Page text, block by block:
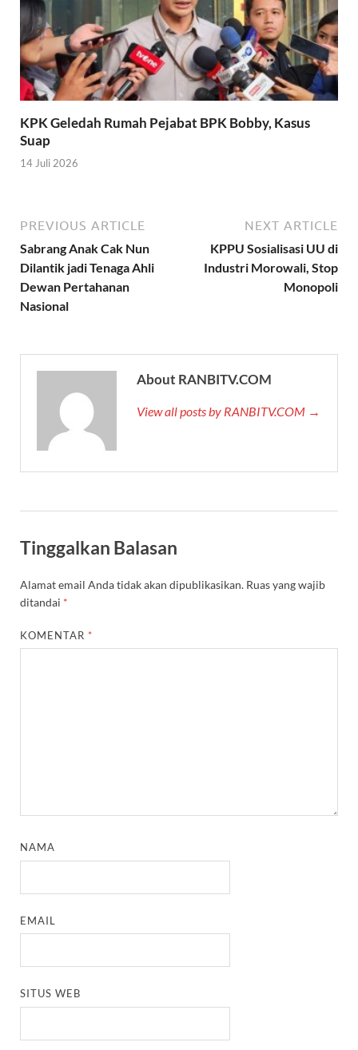
KPK Geledah Rumah Pejabat BPK Bobby, Kasus
Suap
14 Juli 2026
PREVIOUS ARTICLE
Sabrang Anak Cak Nun
Dilantik jadi Tenaga Ahli
Dewan Pertahanan
Nasional
NEXT ARTICLE
KPPU Sosialisasi UU di
Industri Morowali, Stop
Monopoli
About RANBITV.COM
View all posts by RANBITV.COM →
Tinggalkan Balasan
Alamat email Anda tidak akan dipublikasikan. Ruas yang wajib
ditandai *
KOMENTAR *
NAMA
EMAIL
SITUS WEB